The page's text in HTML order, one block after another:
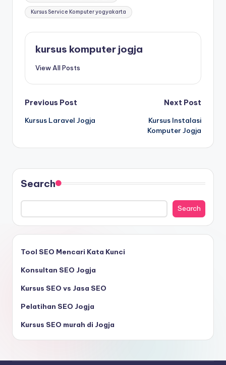
Kursus Service Komputer yogyakarta
kursus komputer jogja
View All Posts
Previous Post
Kursus Laravel Jogja
Next Post
Kursus Instalasi
Komputer Jogja
Search
Search
Tool SEO Mencari Kata Kunci
Konsultan SEO Jogja
Kursus SEO vs Jasa SEO
Pelatihan SEO Jogja
Kursus SEO murah di Jogja